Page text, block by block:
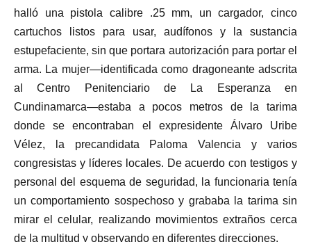
halló una pistola calibre .25 mm, un cargador, cinco
cartuchos listos para usar, audífonos y la sustancia
estupefaciente, sin que portara autorización para portar el
arma. La mujer—identificada como dragoneante adscrita
al Centro Penitenciario de La Esperanza en
Cundinamarca—estaba a pocos metros de la tarima
donde se encontraban el expresidente Álvaro Uribe
Vélez, la precandidata Paloma Valencia y varios
congresistas y líderes locales. De acuerdo con testigos y
personal del esquema de seguridad, la funcionaria tenía
un comportamiento sospechoso y grababa la tarima sin
mirar el celular, realizando movimientos extraños cerca
de la multitud y observando en diferentes direcciones.